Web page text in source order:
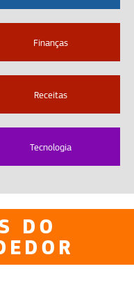
Finanças
Receitas
Tecnologia
DO